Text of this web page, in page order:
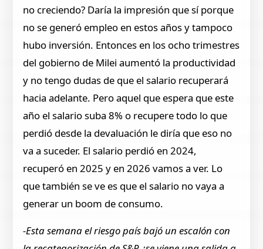
no creciendo? Daría la impresión que sí porque
no se generó empleo en estos años y tampoco
hubo inversión. Entonces en los ocho trimestres
del gobierno de Milei aumentó la productividad
y no tengo dudas de que el salario recuperará
hacia adelante. Pero aquel que espera que este
año el salario suba 8% o recupere todo lo que
perdió desde la devaluación le diría que eso no
va a suceder. El salario perdió en 2024,
recuperó en 2025 y en 2026 vamos a ver. Lo
que también se ve es que el salario no vaya a
generar un boom de consumo.
-Esta semana el riesgo país bajó un escalón con